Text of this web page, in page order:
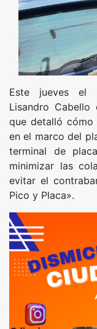
Este jueves el
Lisandro
que detalló
en el marco del
terminal de
minimizar las
evitar el
Pico y Placa».